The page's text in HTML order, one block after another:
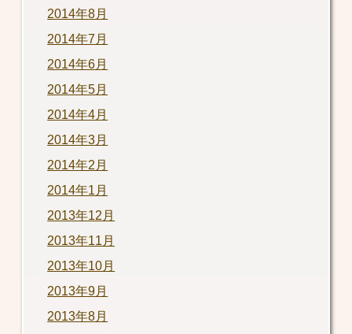
2014年8月
2014年7月
2014年6月
2014年5月
2014年4月
2014年3月
2014年2月
2014年1月
2013年12月
2013年11月
2013年10月
2013年9月
2013年8月